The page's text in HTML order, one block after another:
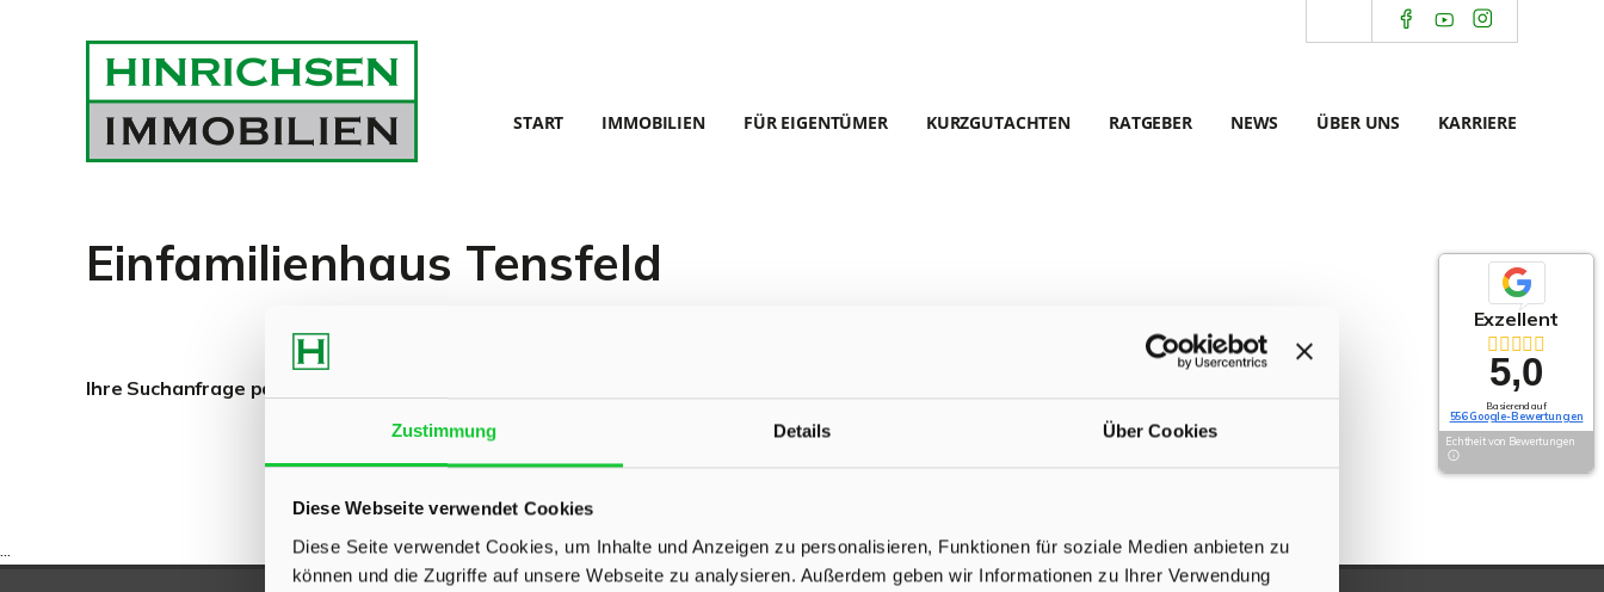
Zustimmung Details Über Cookies
Diese Webseite verwendet Cookies
Diese Seite verwendet Cookies, um Inhalte und Anzeigen zu personalisieren, Funktionen für soziale Medien anbieten zu
können und die Zugriffe auf unsere Webseite zu analysieren. Außerdem geben wir Informationen zu Ihrer Verwendung
START IMMOBILIEN FÜR EIGENTÜMER KURZGUTACHTEN RATGEBER NEWS ÜBER UNS KARRIERE
Einfamilienhaus Tensfeld
Ihre Suchanfrage passt leider auf keines unserer Objekte.
Exzellent
5,0
Basierend auf
556 Google-Bewertungen
Echtheit von Bewertungen
...